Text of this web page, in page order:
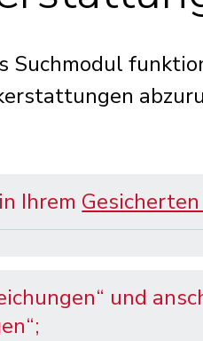
Suchmodul
Ihrem
und